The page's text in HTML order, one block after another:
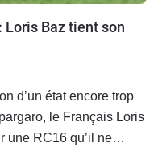
Loris Baz tient son
d’un état encore trop
le Français Loris
une RC16 qu’il ne